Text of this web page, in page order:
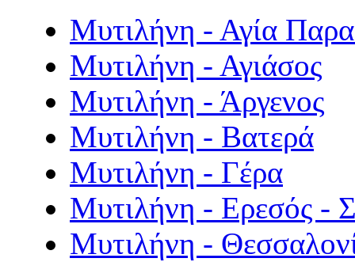
Μυτιλήνη - Αγία
Μυτιλήνη - Αγιάσος
Μυτιλήνη - Άργενος
Μυτιλήνη - Βατερά
Μυτιλήνη - Γέρα
Μυτιλήνη - Ερεσός -
Μυτιλήνη -